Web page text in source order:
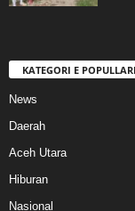
KATEGORI E
News
Daerah
Aceh Utara
Hiburan
Nasional